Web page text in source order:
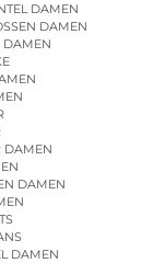
DAMEN
DAMEN
DAMEN
DAMEN
DAMEN
DAMEN